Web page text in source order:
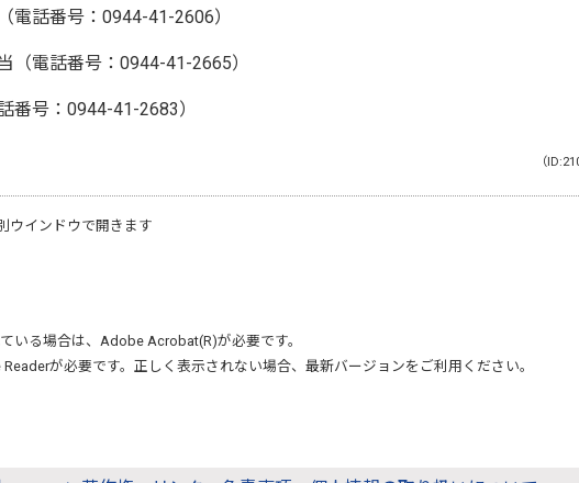
話番号：0944-41-2606）
番号：0944-41-2665）
号：0944-41-2683）
（
ウインドウで開きます
いる場合は、 Adobe Acrobat(R)が必要です。
が必要です。正しく表示されない場合、最新バージョンをご利用ください。